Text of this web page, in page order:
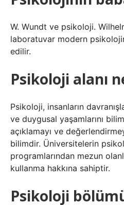
W. Wundt ve psikoloji.
laboratuvar modern
edilir.
Psikoloji alanı
Psikoloji, insanların
ve duygusal yaşamlarını
açıklamayı ve
bilimdir. Üniversitelerin
programlarından mezun
kullanma hakkına sahiptir.
Psikoloji